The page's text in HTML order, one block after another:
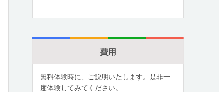
費用
無料体験時に、ご説明いたします。是非一
度体験してみてください。